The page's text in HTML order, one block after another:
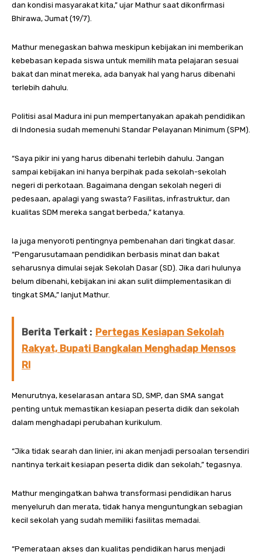
dan kondisi masyarakat kita,” ujar Mathur saat dikonfirmasi
Bhirawa, Jumat (19/7).
Mathur menegaskan bahwa meskipun kebijakan ini memberikan
kebebasan kepada siswa untuk memilih mata pelajaran sesuai
bakat dan minat mereka, ada banyak hal yang harus dibenahi
terlebih dahulu.
Politisi asal Madura ini pun mempertanyakan apakah pendidikan
di Indonesia sudah memenuhi Standar Pelayanan Minimum (SPM).
“Saya pikir ini yang harus dibenahi terlebih dahulu. Jangan
sampai kebijakan ini hanya berpihak pada sekolah-sekolah
negeri di perkotaan. Bagaimana dengan sekolah negeri di
pedesaan, apalagi yang swasta? Fasilitas, infrastruktur, dan
kualitas SDM mereka sangat berbeda,” katanya.
Ia juga menyoroti pentingnya pembenahan dari tingkat dasar.
“Pengarusutamaan pendidikan berbasis minat dan bakat
seharusnya dimulai sejak Sekolah Dasar (SD). Jika dari hulunya
belum dibenahi, kebijakan ini akan sulit diimplementasikan di
tingkat SMA,” lanjut Mathur.
Berita Terkait : Pertegas Kesiapan Sekolah
Rakyat, Bupati Bangkalan Menghadap Mensos
RI
Menurutnya, keselarasan antara SD, SMP, dan SMA sangat
penting untuk memastikan kesiapan peserta didik dan sekolah
dalam menghadapi perubahan kurikulum.
“Jika tidak searah dan linier, ini akan menjadi persoalan tersendiri
nantinya terkait kesiapan peserta didik dan sekolah,” tegasnya.
Mathur mengingatkan bahwa transformasi pendidikan harus
menyeluruh dan merata, tidak hanya menguntungkan sebagian
kecil sekolah yang sudah memiliki fasilitas memadai.
“Pemerataan akses dan kualitas pendidikan harus menjadi